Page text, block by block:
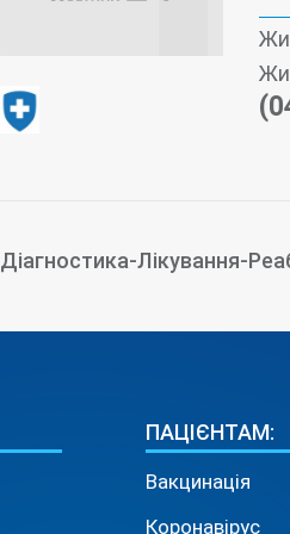
Діагностика-Лікування-
ПАЦІЄНТАМ:
Вакцинація
Коронавірус